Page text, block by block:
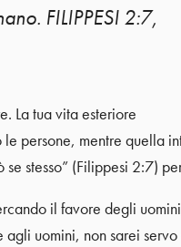
FILIPPESI 2:7,
La tua vita esteriore
persone, mentre quella
stesso” (Filippesi 2:7)
il favore degli
agli uomini, non sarei